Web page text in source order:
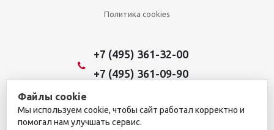
Политика cookies
+7 (495) 361-32-00
+7 (495) 361-09-90
2026 © Уникальный интернет-магазин
Файлы cookie
Мы используем cookie, чтобы сайт работал корректно и
помогал нам улучшать сервис.